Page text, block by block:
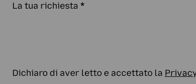
La tua richiesta *
Dichiaro di aver letto e accettato la